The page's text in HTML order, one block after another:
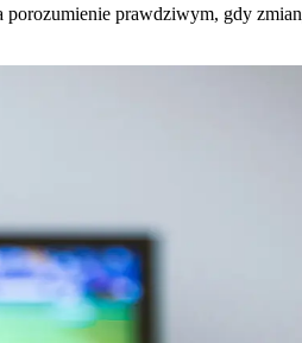
porozumienie prawdziwym, gdy